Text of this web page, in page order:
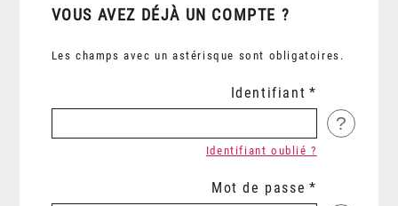
VOUS AVEZ DÉJÀ UN COMPTE ?
Les champs avec un astérisque sont obligatoires.
Identifiant
?
Identifiant oublié ?
Mot de passe